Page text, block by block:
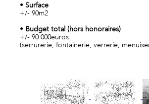
• Surface
+/- 90m2
• Budget total (hors honoraires)
+/- 90.000euros
(serrurerie, fontainerie, verrerie,